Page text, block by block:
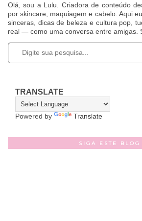
Olá, sou a Lulu. Criadora de conteúdo
por skincare, maquiagem e cabelo. Aqui
sinceras, dicas de beleza e cultura pop,
real — como uma conversa entre amigas.
TRANSLATE
Powered by Translate
SIGA ESTE BLOG